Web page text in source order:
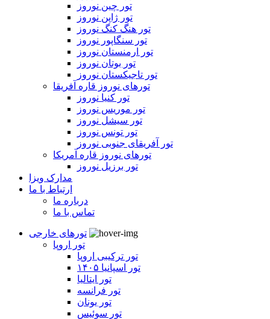
تور چین نوروز
تور ژاپن نوروز
تور هنگ کنگ نوروز
تور سنگاپور نوروز
تور ارمنستان نوروز
تور بوتان نوروز
تور تاجیکستان نوروز
تورهای نوروز قاره آفریقا
تور کنیا نوروز
تور موریس نوروز
تور سیشل نوروز
تور تونس نوروز
تور آفریقای جنوبی نوروز
تورهای نوروز قاره آمریکا
تور برزیل نوروز
مدارک ویزا
ارتباط با ما
درباره ما
تماس با ما
تورهای خارجی
تور اروپا
تور ترکیبی اروپا
تور اسپانیا ۱۴۰۵
تور ایتالیا
تور فرانسه
تور یونان
تور سوئیس